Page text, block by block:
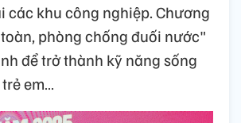
các khu công nghiệp. Chương
phòng chống đuối nước"
để trở thành kỹ năng sống
em…